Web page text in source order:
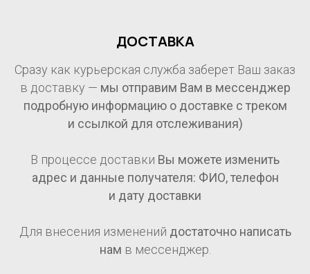
ДОСТАВКА
Сразу как курьерская служба заберет Ваш заказ
в доставку — мы отправим Вам в мессенджер
подробную информацию о доставке с треком
и ссылкой для отслеживания)
В процессе доставки Вы можете изменить
адрес и данные получателя: ФИО, телефон
и дату доставки
Для внесения изменений достаточно написать
нам в мессенджер.